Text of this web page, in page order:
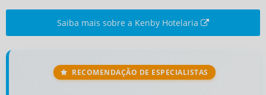
Saiba mais sobre a Kenby Hotelaria
RECOMENDAÇÃO DE ESPECIALISTAS